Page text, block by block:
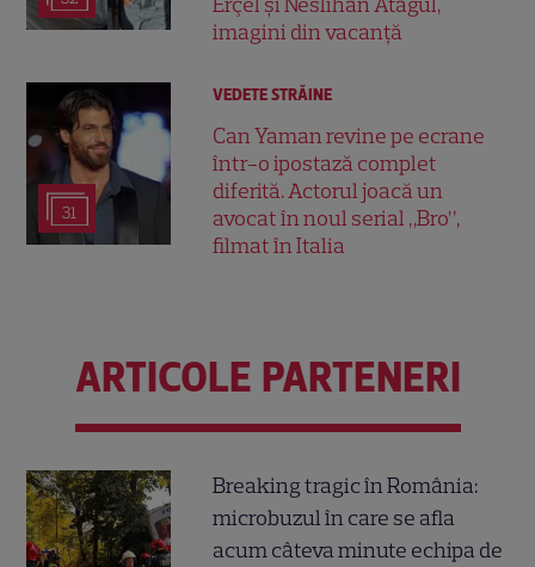
imagini din vacanță
31
VEDETE STRĂINE
Can Yaman revine pe ecrane
într-o ipostază complet
diferită. Actorul joacă un
avocat în noul serial „Bro”,
filmat în Italia
ARTICOLE PARTENERI
Breaking tragic în România:
microbuzul în care se afla
acum câteva minute echipa de